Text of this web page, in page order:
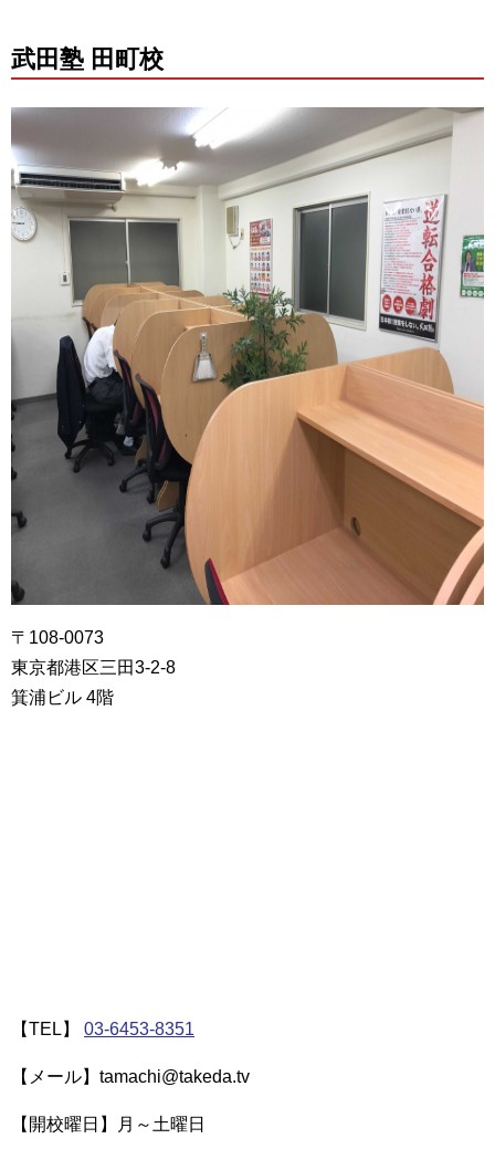
武田塾 田町校
〒108-0073
東京都港区三田3-2-8
箕浦ビル 4階
【TEL】 03-6453-8351
【メール】tamachi@takeda.tv
【開校曜日】月～土曜日